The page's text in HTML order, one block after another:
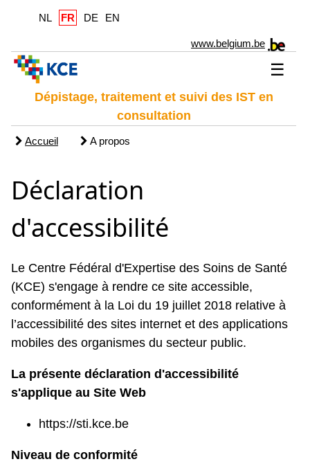
NL FR DE EN
www.belgium.be
☰
Dépistage, traitement et suivi des IST en
consultation
Accueil A propos
Déclaration
d'accessibilité
Le Centre Fédéral d'Expertise des Soins de Santé
(KCE) s'engage à rendre ce site accessible,
conformément à la Loi du 19 juillet 2018 relative à
l’accessibilité des sites internet et des applications
mobiles des organismes du secteur public.
La présente déclaration d'accessibilité
s'applique au Site Web
https://sti.kce.be
Niveau de conformité